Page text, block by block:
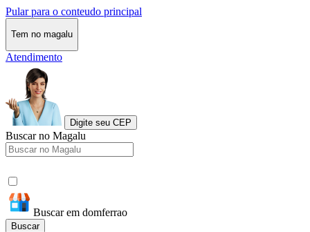
Pular para o conteudo principal
Tem no magalu
Atendimento
Digite seu CEP
Buscar no Magalu
Buscar em domferrao
Buscar